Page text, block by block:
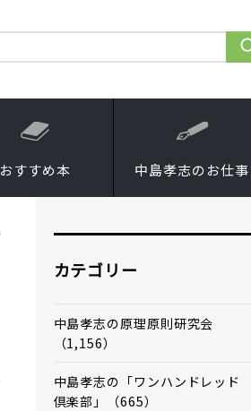
おすすめ本 中島孝志のお仕事
カテゴリー
中島孝志の原理原則研究会
（1,156）
中島孝志の「ワンハンドレッド
倶楽部」（665）